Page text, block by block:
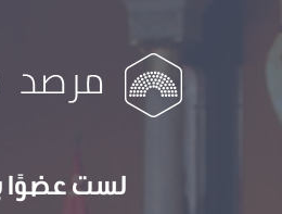
لست عضوًا